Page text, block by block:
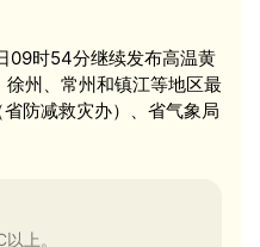
09时54分继续发布高温黄
州、常州和镇江等地区最
防减救灾办）、省气象局
上。